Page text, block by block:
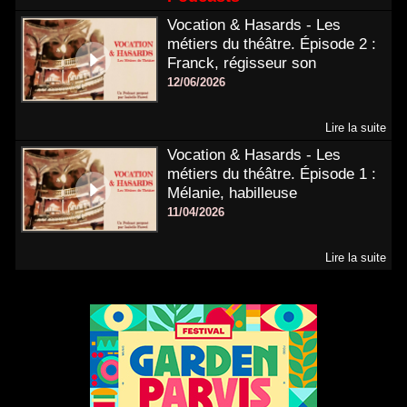
Vocation & Hasards - Les
métiers du théâtre. Épisode 2 :
Franck, régisseur son
12/06/2026
Lire la suite
Vocation & Hasards - Les
métiers du théâtre. Épisode 1 :
Mélanie, habilleuse
11/04/2026
Lire la suite